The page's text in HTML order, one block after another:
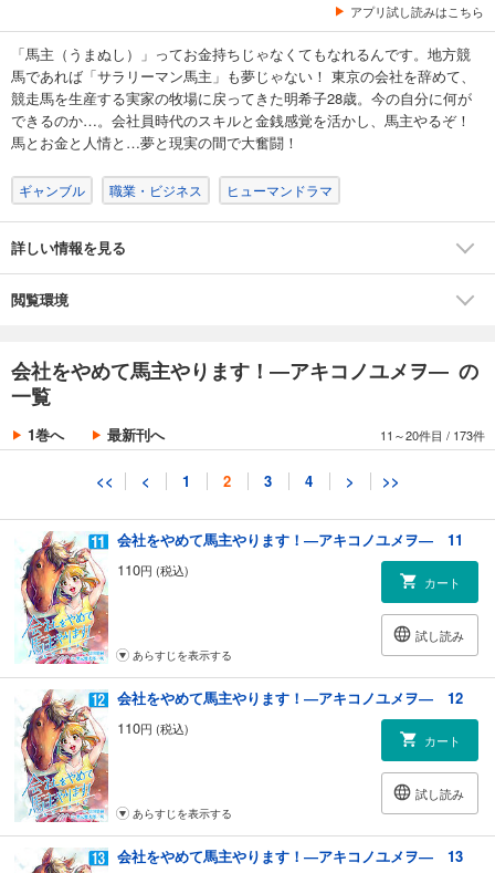
アプリ試し読みはこちら
「馬主（うまぬし）」ってお金持ちじゃなくてもなれるんです。地方競
馬であれば「サラリーマン馬主」も夢じゃない！ 東京の会社を辞めて、
競走馬を生産する実家の牧場に戻ってきた明希子28歳。今の自分に何が
できるのか…。会社員時代のスキルと金銭感覚を活かし、馬主やるぞ！
馬とお金と人情と…夢と現実の間で大奮闘！
ギャンブル 職業・ビジネス ヒューマンドラマ
詳しい情報を見る
閲覧環境
会社をやめて馬主やります！―アキコノユメヲ― の
一覧
1巻へ 最新刊へ 11～20件目 / 173件
<< < 1 2 3 4 > >>
会社をやめて馬主やります！―アキコノユメヲ― 8
110円 (税込)
カート
あらすじを表示する
会社をやめて馬主やります！―アキコノユメヲ― 9
110
会社をやめて馬主やります！―アキコノユメヲ― 10
会社をやめて馬主やります！―アキコノユメヲ― 11
110円 (税込)
カート
試し読み
あらすじを表示する
会社をやめて馬主やります！―アキコノユメヲ― 12
110円 (税込)
カート
試し読み
あらすじを表示する
会社をやめて馬主やります！―アキコノユメヲ― 13